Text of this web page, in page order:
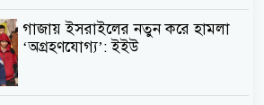
গাজায় ইসরাইলের নতুন করে হামলা
‘অগ্রহণযোগ্য’: ইইউ